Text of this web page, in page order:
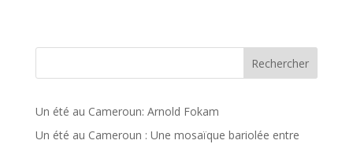
Rechercher
Un été au Cameroun: Arnold Fokam
Un été au Cameroun : Une mosaïque bariolée entre